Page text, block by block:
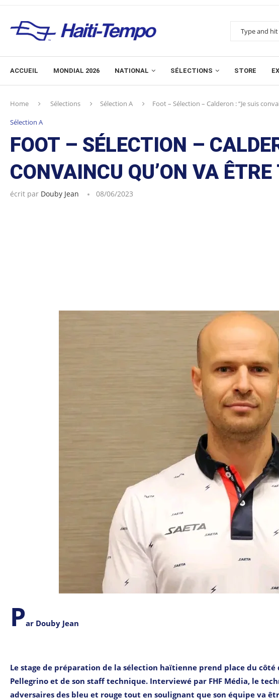
ACCUEIL MONDIAL 2026 NATIONAL SÉLECTIONS STORE
Home Sélections Sélection A Foot – Sélection – Calderon : “Je suis
Sélection A
FOOT – SÉLECTION –
CONVAINCU QU’ON VA
écrit par Douby Jean 08/06/2023
Par Douby Jean
Le stage de préparation de la sélection haïtienne prend place du côté
Pellegrino et de son staff technique. Interviewé par FHF Média, le
adversaires des bleu et rouge tout en soulignant que son équipe va